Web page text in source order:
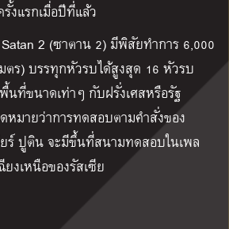
งแรกเมื่อปีที่แล้ว
2 (ซาตาน 2) มีพิสัยทำการ 6,000
ตร) บรรทุกหัวรบได้สูงสุด 16 หัวรบ
ที่ขนาดเท่าๆ กับฝรั่งเศสหรือรัฐ
หมายว่าการทดสอบตามคำสั่งของ
ร์ ปูติน จะมีขึ้นที่สนามทดสอบในเพล
งเหนือของรัสเซีย